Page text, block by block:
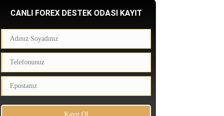
CANLI FOREX DESTEK ODASI KAYIT